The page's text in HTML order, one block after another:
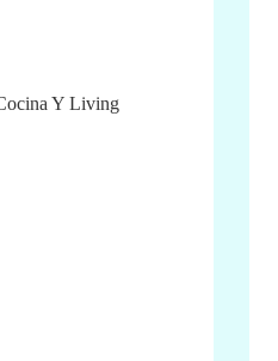
Y Living